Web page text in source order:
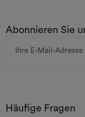
Abonnieren Sie
Mail-
Häufige Fragen